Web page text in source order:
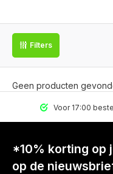
Filters
Geen producten
Voor 17:00
*10% korting op
op de